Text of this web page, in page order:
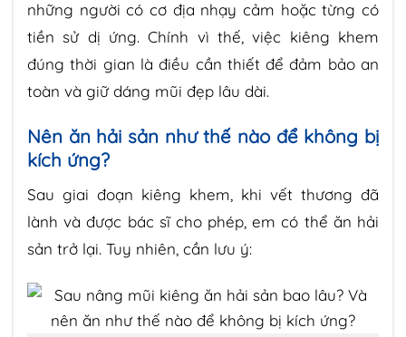
những người có cơ địa nhạy cảm hoặc từng có
tiền sử dị ứng. Chính vì thế, việc kiêng khem
đúng thời gian là điều cần thiết để đảm bảo an
toàn và giữ dáng mũi đẹp lâu dài.
Nên ăn hải sản như thế nào để không bị
kích ứng?
Sau giai đoạn kiêng khem, khi vết thương đã
lành và được bác sĩ cho phép, em có thể ăn hải
sản trở lại. Tuy nhiên, cần lưu ý: